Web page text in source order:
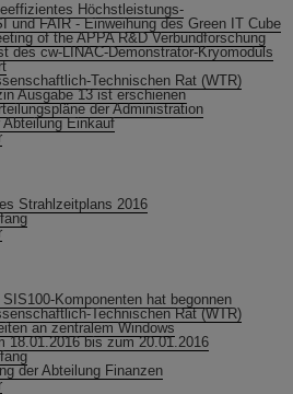
Höchstleistungs-
und FAIR - Einweihung des Green IT Cube
of the APPA R&D Verbundforschung
des cw-LINAC-Demonstrator-Kryomoduls
Technischen Rat (WTR)
Ausgabe 13 ist erschienen
der Administration
Abteilung Einkauf
Strahlzeitplans 2016
SIS100-Komponenten hat begonnen
Technischen Rat (WTR)
an zentralem Windows
18.01.2016 bis zum 20.01.2016
der Abteilung Finanzen